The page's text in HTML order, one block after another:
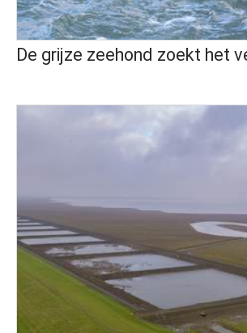
De grijze zeehond zoekt het